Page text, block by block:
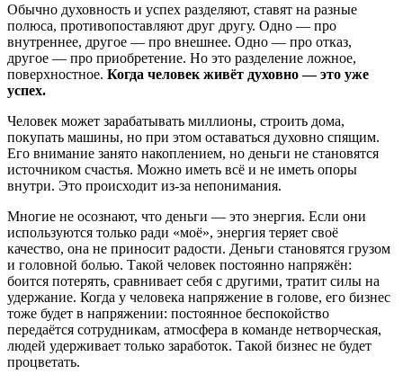
Обычно духовность и успех разделяют, ставят на разные
полюса, противопоставляют друг другу. Одно — про
внутреннее, другое — про внешнее. Одно — про отказ,
другое — про приобретение. Но это разделение ложное,
поверхностное. Когда человек живёт духовно — это уже
успех.
Человек может зарабатывать миллионы, строить дома,
покупать машины, но при этом оставаться духовно спящим.
Его внимание занято накоплением, но деньги не становятся
источником счастья. Можно иметь всё и не иметь опоры
внутри. Это происходит из-за непонимания.
Многие не осознают, что деньги — это энергия. Если они
используются только ради «моё», энергия теряет своё
качество, она не приносит радости. Деньги становятся грузом
и головной болью. Такой человек постоянно напряжён:
боится потерять, сравнивает себя с другими, тратит силы на
удержание. Когда у человека напряжение в голове, его бизнес
тоже будет в напряжении: постоянное беспокойство
передаётся сотрудникам, атмосфера в команде нетворческая,
людей удерживает только заработок. Такой бизнес не будет
процветать.